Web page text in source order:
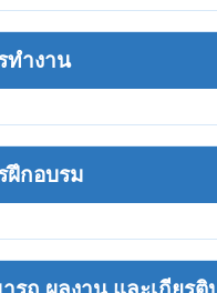
ทำงาน
ฝึกอบรม